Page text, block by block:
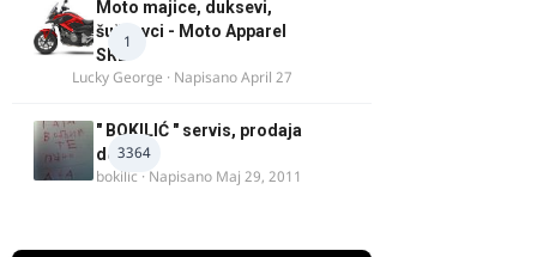
1
Moto majice, duksevi,
šuškavci - Moto Apparel
SRB
Lucky George · NapisanoApril 27
3364
" BOKILIĆ " servis, prodaja
delova
bokilic · Napisano Maj 29, 2011